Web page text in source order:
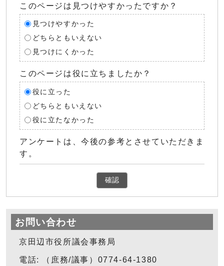
このページは見つけやすかったですか？
見つけやすかった
どちらともいえない
見つけにくかった
このページは役に立ちましたか？
役に立った
どちらともいえない
役に立たなかった
アンケートは、今後の参考とさせていただきま
す。
確認
お問い合わせ
京田辺市役所議会事務局
電話: （庶務/議事）0774-64-1380